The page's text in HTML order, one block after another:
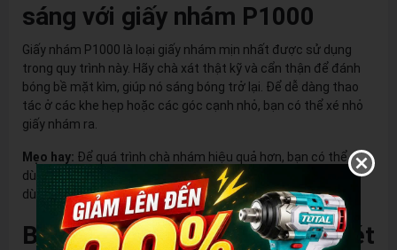
sáng với giấy nhám P1000
Giấy nhám P1000 là loại giấy nhám mịn nhất được sử dụng
trong quy trình này. Hãy chà xát thật kỹ và cẩn thận để đánh
bóng bề mặt kìm, giúp nó sáng bóng trở lại. Để dễ dàng thao
tác ở các khe hẹp hoặc các góc cạnh nhỏ, bạn có thể xé nhỏ
giấy nhám ra.
Mẹo hay: Để quá trình chà nhám hiệu quả hơn, bạn có thể
dùng cảo kẹp để cố định chiếc kìm. Điều này giúp bạn có thể
dùng cả hai tay để chà, tạo lực đều và mạnh hơn.
Bước 4: Bảo dưỡng chống rỉ sét